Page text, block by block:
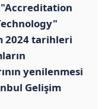
2024 tarihleri
yenilenmesi
Gelişim